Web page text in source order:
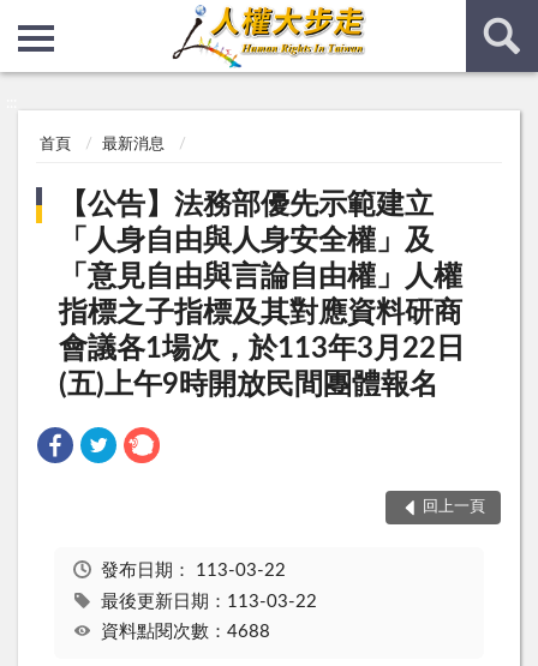
首頁 最新消息
【公告】法務部優先示範建立
「人身自由與人身安全權」及
「意見自由與言論自由權」人權
指標之子指標及其對應資料研商
會議各1場次，於113年3月22日
(五)上午9時開放民間團體報名
回上一頁
發布日期： 113-03-22
最後更新日期：113-03-22
資料點閱次數：4688